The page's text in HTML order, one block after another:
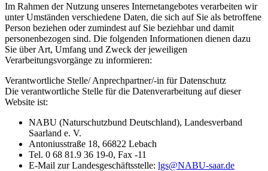
Im Rahmen der Nutzung unseres Internetangebotes verarbeiten wir
unter Umständen verschiedene Daten, die sich auf Sie als betroffene
Person beziehen oder zumindest auf Sie beziehbar und damit
personenbezogen sind. Die folgenden Informationen dienen dazu
Sie über Art, Umfang und Zweck der jeweiligen
Verarbeitungsvorgänge zu informieren:
Verantwortliche Stelle/ Anprechpartner/-in für Datenschutz
Die verantwortliche Stelle für die Datenverarbeitung auf dieser
Website ist:
NABU (Naturschutzbund Deutschland), Landesverband
Saarland e. V.
Antoniusstraße 18, 66822 Lebach
Tel. 0 68 81.9 36 19-0, Fax -11
E-Mail zur Landesgeschäftsstelle: lgs@NABU-saar.de